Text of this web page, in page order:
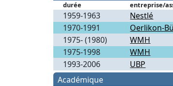
durée entreprise/
1959-1963 Nestlé
1970-1991 Oerlikon-
1975- (1980) WMH
1975-1998 WMH
1993-2006 UBP
Académique